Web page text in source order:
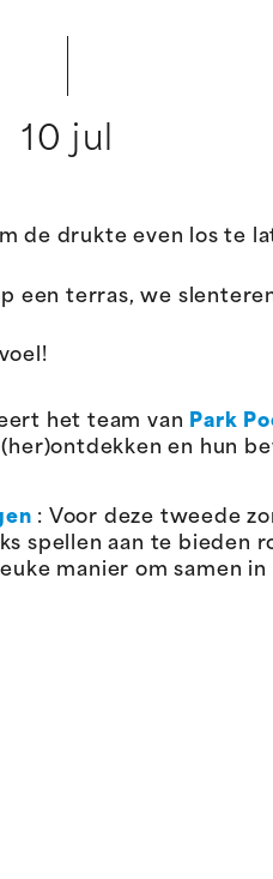
10 jul
de drukte even los te
een terras, we
het team van Park
en hun
: Voor deze tweede
spellen aan te bieden
manier om samen